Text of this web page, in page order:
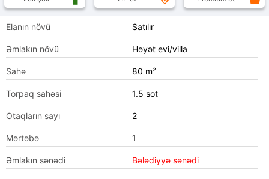
Elanın növü Satılır
Əmlakın növü Həyət evi/villa
Sahə 80 m²
Torpaq sahəsi 1.5 sot
Otaqların sayı 2
Mərtəbə 1
Əmlakın sənədi Bələdiyyə sənədi